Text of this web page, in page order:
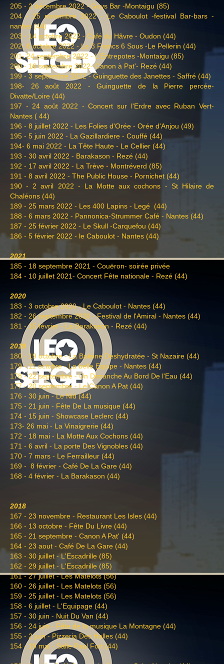
205 - 2 décembre 2022 - Guys Bar -Montaigu (85)
204 - 25 novembre 2022 - Le Caboulot -festival Bar-bars -
nantes (44)
203 - 14 octobre 2022 - Café du Hâvre - Oudon (44)
202- 8 octobre 2022 - Le 3 Francs 6 Sous -Le Pellerin (44)
201- 24 septembre 2022 - L'Entrepotes -Montaigu (85)
200 - 16 septembre 2022- Canon à Pat'- Rezé (44)
199 - 3 septembre 2022 - Guinguette des Janettes - Saffré (44)
198- 26 août 2022 - Guinguette de la Pierre percée-
Divatte/Loire (44)
197 - 24 août 2022 - Concert sur l'Erdre avec Ruban Vert-
Nantes ( 44)
196 - 8 juillet 2022 - Les Folies d'Orée - Orée d'Anjou (49)
195 - 5 juin 2022 - La Gazillardiere - Couffé (44)
194- 6 mai 2022 - La Tête Haute - Le Cellier (44)
193 - 30 avril 2022 - Barakason - Rezé (44)
192 - 17 avril 2022 - La Trève - Montréverd (85)
191 - 8 avril 2022 - The Public House - Pornichet (44)
190 - 2 avril 2022 - La Motte aux cochons - St Hilaire de
Chaléons (44)
189 - 25 mars 2022 - Les 400 Lapins - Legé (44)
188 - 6 mars 2022 - Pannonica-Strummer Café - Nantes (44)
187 - 25 février 2022 - Le Skull -Carquefou (44)
186 - 5 février 2022 - le Caboulot - Nantes (44)
2021
185 - 18 septembre 2021 - Couëron- soirée privée
184 - 10 juillet 2021- Concert Fête nationale - Rezé (44)
2020
183 - 3 octobre 2020 - Le Caboulot - Nantes (44)
182 - 26 septembre 2020 - Festival de l'Amiral - Nantes (44)
181 - 15 février - La Barakason - Rezé (44)
2019
180 - 19 octobre - La Baleine Deshydratée - St Nazaire (44)
179 - 11 octobre - La belle Equipe - Nantes (44)
178 - 22 septembre - Un Dimanche Au Bord De l'Eau (44)
177 - 20 septembre - Le Canon A Pat (44)
176 - 30 juin - Le Nid (44)
175 - 21 juin - Fête De La musique (44)
174 - 15 juin - Showcase Leclerc (44)
173- 26 mai - La Vinaigrerie (44)
172 - 18 mai - La Motte Aux Cochons (44)
171 - 6 avril - La porte Des Vignobles (44)
170 - 7 mars - Le Ferrailleur (44)
169 - 8 février - Café De La Gare (44)
168 - 4 février - La Barakason (44)
2018
167 - 23 novembre - Restaurant Les Isles (44)
166 - 13 octobre - Fête Du Livre (44)
165 - 21 septembre - Canon A Pat' (44)
164 - 23 aout - Café De La Gare (44)
163 - 30 juillet - L'Escadrille (85)
162 - 29 juillet - L'Escadrille (85)
161- 27 juillet - Les Matelots (56)
160 - 26 juillet - Les Matelots (56)
159 - 25 juillet - Les Matelots (56)
158 - 6 juillet - L'Equipage (44)
157 - 30 juin - Nuit Du Van (44)
156 - 24 juin - Fête de la musique La Montagne (44)
155 - 2 juin - Pizzeria Des Halles (44)
154 - 19 mai - Salle Paul Fort (44)